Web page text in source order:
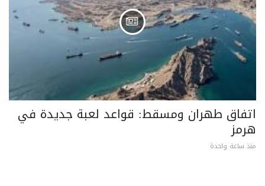
اتفاق طهران ومسقط: قواعد لعبة جديدة في
هرمز
منذ ساعة واحدة